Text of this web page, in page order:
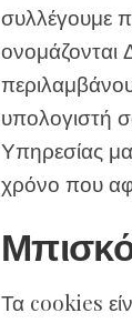
συλλέγουμε
ονομάζονται
υπολογιστή
Υπηρεσίας
χρόνο που
Τα cookies